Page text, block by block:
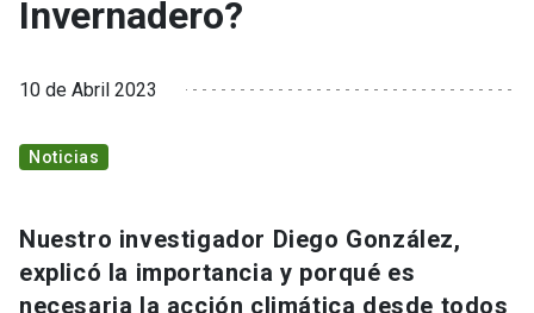
Invernadero?
10 de Abril 2023
Noticias
Nuestro investigador Diego González,
explicó la importancia y porqué es
necesaria la acción climática desde todos